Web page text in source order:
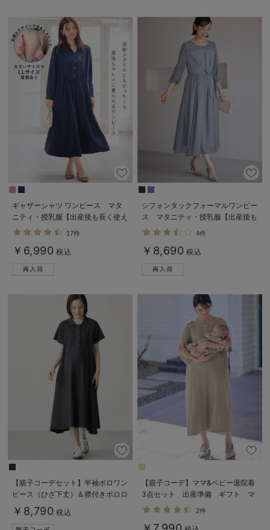
ギャザーシャツ ワンピース マタ
ニティ・授乳服【出産後も長く使え
る】
17件
￥6,990 税込
シフォンタックフォーマルワンピー
ス マタニティ・授乳服【出産後も
長く使える】
4件
￥8,690 税込
【親子コーデセット】半袖ポロワン
ピース（ひざ下丈）＆襟付きポロロ
ンパース 出産準備 ギフト マタ
ニティ・授乳服
￥8,790 税込
【親子コーデ】ママ&ベビー退院着
3点セット 出産準備 ギフト マ
タニティ・産後【出産後も長く使え
2件